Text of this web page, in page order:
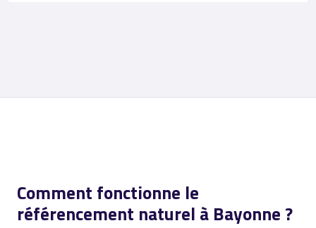
Comment fonctionne le
référencement naturel à Bayonne ?